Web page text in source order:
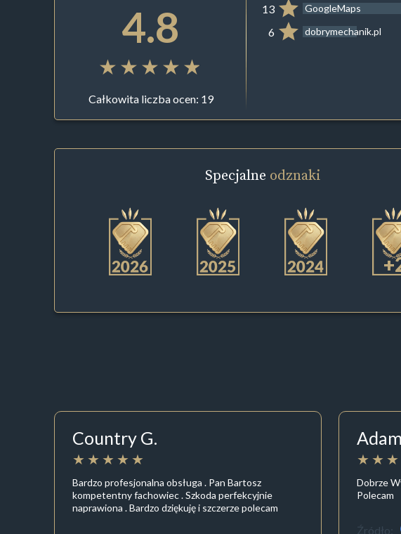
4.8
Całkowita liczba ocen: 19
13 GoogleMaps
6 dobrymechanik.pl
Specjalne odznaki
Country G.
Bardzo profesjonalna obsługa . Pan Bartosz
kompetentny fachowiec . Szkoda perfekcyjnie
naprawiona . Bardzo dziękuję i szczerze polecam
Dobrze
Polecam
Źródło: